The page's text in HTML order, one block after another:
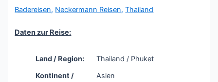
Badereisen, Neckermann Reisen,Thailand
Daten zur Reise:
Land / Region:
Thailand / Phuket
Kontinent /
Asien